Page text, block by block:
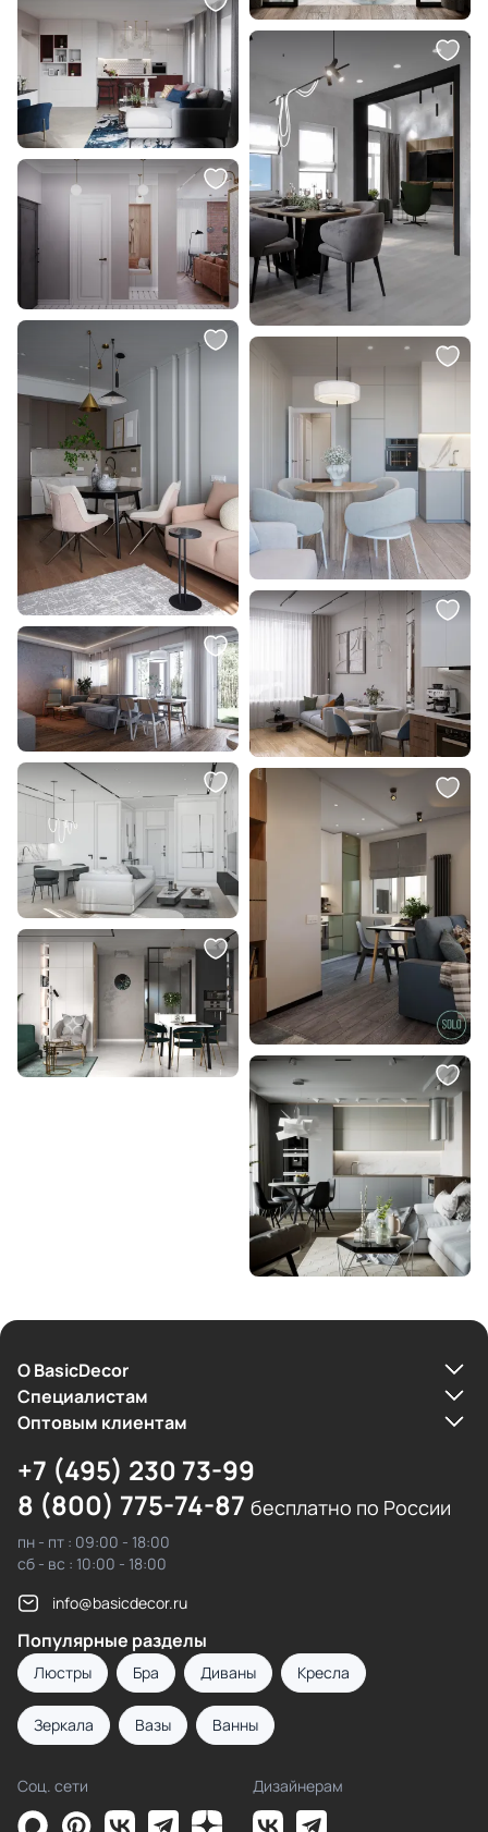
О BasicDecor
Cпециалистам
Оптовым клиентам
+7 (495) 230 73-99
8 (800) 775-74-87 бесплатно по России
пн - пт : 09:00 - 18:00
сб - вс : 10:00 - 18:00
info@basicdecor.ru
Популярные разделы
Люстры Бра Диваны Кресла
Зеркала Вазы Ванны
Соц. сети Дизайнерам